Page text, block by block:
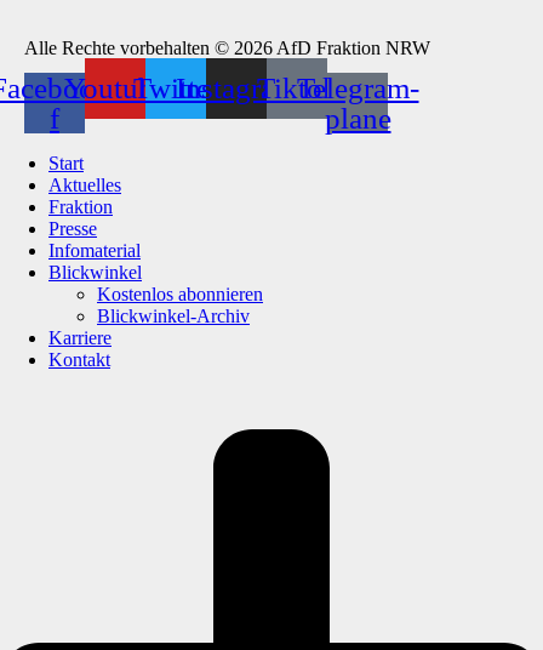
Alle Rechte vorbehalten © 2026 AfD Fraktion NRW
f
YoutubeTwitterInstagramTiktokTelegram-
plane
Start
Aktuelles
Fraktion
Presse
Infomaterial
Blickwinkel
Kostenlos abonnieren
Blickwinkel-Archiv
Karriere
Kontakt